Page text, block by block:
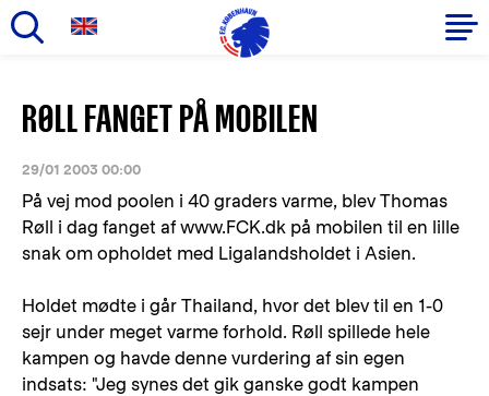
hovedindhold
Primær
navigation
RØLL FANGET PÅ MOBILEN
29/01 2003 00:00
På vej mod poolen i 40 graders varme, blev Thomas
Røll i dag fanget af www.FCK.dk på mobilen til en lille
snak om opholdet med Ligalandsholdet i Asien.
Holdet mødte i går Thailand, hvor det blev til en 1-0
sejr under meget varme forhold. Røll spillede hele
kampen og havde denne vurdering af sin egen
indsats: "Jeg synes det gik ganske godt kampen